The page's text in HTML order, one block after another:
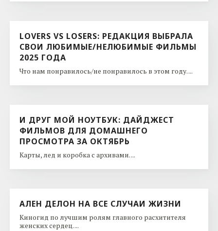
LOVERS VS LOSERS: РЕДАКЦИЯ ВЫБРАЛА
СВОИ ЛЮБИМЫЕ/НЕЛЮБИМЫЕ ФИЛЬМЫ
2025 ГОДА
Что нам понравилось/не понравилось в этом году. ...
И ДРУГ МОЙ НОУТБУК: ДАЙДЖЕСТ
ФИЛЬМОВ ДЛЯ ДОМАШНЕГО
ПРОСМОТРА ЗА ОКТЯБРЬ
Карты, лед и коробка с архивами. ...
АЛЕН ДЕЛОН НА ВСЕ СЛУЧАИ ЖИЗНИ
Киногид по лучшим ролям главного расхитителя
женских сердец. ...